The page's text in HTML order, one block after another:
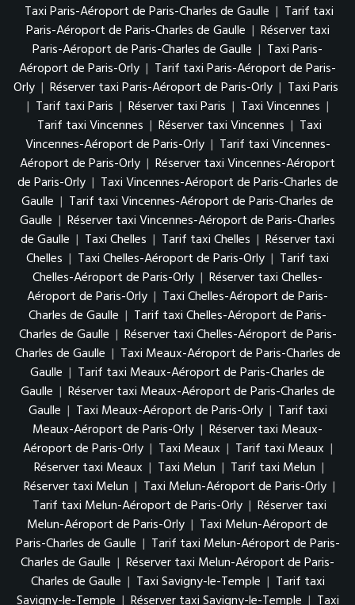
Taxi Paris-Aéroport de Paris-Charles de Gaulle | Tarif taxi
Paris-Aéroport de Paris-Charles de Gaulle | Réserver taxi
Paris-Aéroport de Paris-Charles de Gaulle | Taxi Paris-
Aéroport de Paris-Orly | Tarif taxi Paris-Aéroport de Paris-
Orly | Réserver taxi Paris-Aéroport de Paris-Orly | Taxi Paris
| Tarif taxi Paris | Réserver taxi Paris | Taxi Vincennes |
Tarif taxi Vincennes | Réserver taxi Vincennes | Taxi
Vincennes-Aéroport de Paris-Orly | Tarif taxi Vincennes-
Aéroport de Paris-Orly | Réserver taxi Vincennes-Aéroport
de Paris-Orly | Taxi Vincennes-Aéroport de Paris-Charles de
Gaulle | Tarif taxi Vincennes-Aéroport de Paris-Charles de
Gaulle | Réserver taxi Vincennes-Aéroport de Paris-Charles
de Gaulle | Taxi Chelles | Tarif taxi Chelles | Réserver taxi
Chelles | Taxi Chelles-Aéroport de Paris-Orly | Tarif taxi
Chelles-Aéroport de Paris-Orly | Réserver taxi Chelles-
Aéroport de Paris-Orly | Taxi Chelles-Aéroport de Paris-
Charles de Gaulle | Tarif taxi Chelles-Aéroport de Paris-
Charles de Gaulle | Réserver taxi Chelles-Aéroport de Paris-
Charles de Gaulle | Taxi Meaux-Aéroport de Paris-Charles de
Gaulle | Tarif taxi Meaux-Aéroport de Paris-Charles de
Gaulle | Réserver taxi Meaux-Aéroport de Paris-Charles de
Gaulle | Taxi Meaux-Aéroport de Paris-Orly | Tarif taxi
Meaux-Aéroport de Paris-Orly | Réserver taxi Meaux-
Aéroport de Paris-Orly | Taxi Meaux | Tarif taxi Meaux |
Réserver taxi Meaux | Taxi Melun | Tarif taxi Melun |
Réserver taxi Melun | Taxi Melun-Aéroport de Paris-Orly |
Tarif taxi Melun-Aéroport de Paris-Orly | Réserver taxi
Melun-Aéroport de Paris-Orly | Taxi Melun-Aéroport de
Paris-Charles de Gaulle | Tarif taxi Melun-Aéroport de Paris-
Charles de Gaulle | Réserver taxi Melun-Aéroport de Paris-
Charles de Gaulle | Taxi Savigny-le-Temple | Tarif taxi
Savigny-le-Temple | Réserver taxi Savigny-le-Temple | Taxi